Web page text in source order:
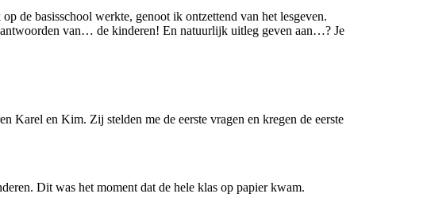
de basisschool werkte, genoot ik ontzettend van het lesgeven.
van… de kinderen! En natuurlijk uitleg geven aan…? Je
Karel en Kim. Zij stelden me de eerste vragen en kregen de eerste
Dit was het moment dat de hele klas op papier kwam.